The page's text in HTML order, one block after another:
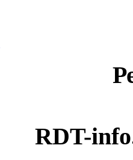
RDT-